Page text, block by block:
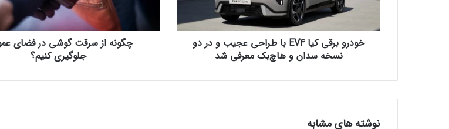
گذاشت؛ پایانی بر عصر
نسل جدید مانیتور استودیو
ی
E
خودرو برقی کیا EV4 با طراحی عجیب و در دو
نسخه سدان و هاچ‌بک معرفی شد
ر
و
چگونه از سرقت گوشی در فضای
جلوگیری کنیم؟
نوشته های مشابه